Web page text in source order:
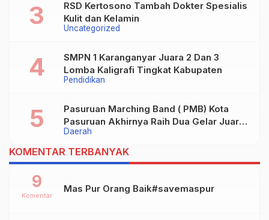
Uncategorized
RSD Kertosono Tambah Dokter Spesialis
Kulit dan Kelamin
Pendidikan
SMPN 1 Karanganyar Juara 2 Dan 3
Lomba Kaligrafi Tingkat Kabupaten
Daerah
Pasuruan Marching Band ( PMB) Kota
Pasuruan Akhirnya Raih Dua Gelar Juara
Dalam Kejurprov Jatim 2024
KOMENTAR TERBANYAK
Mas Pur Orang Baik#savemaspur
9
Komentar